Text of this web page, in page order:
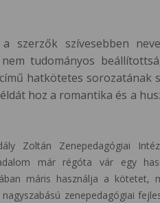
szívesebben
tudományos
hatkötetes sorozatának
hoz a romantika és a
Zoltán Zenepedagógiai
már régóta vár egy
máris használja a kötetet,
zenepedagógiai